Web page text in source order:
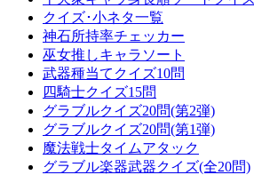
クイズ･小ネタ一覧
神石所持率チェッカー
巫女推しキャラソート
武器種当てクイズ10問
四騎士クイズ15問
グラブルクイズ20問(第2弾)
グラブルクイズ20問(第1弾)
魔法戦士タイムアタック
グラブル楽器武器クイズ(全20問)